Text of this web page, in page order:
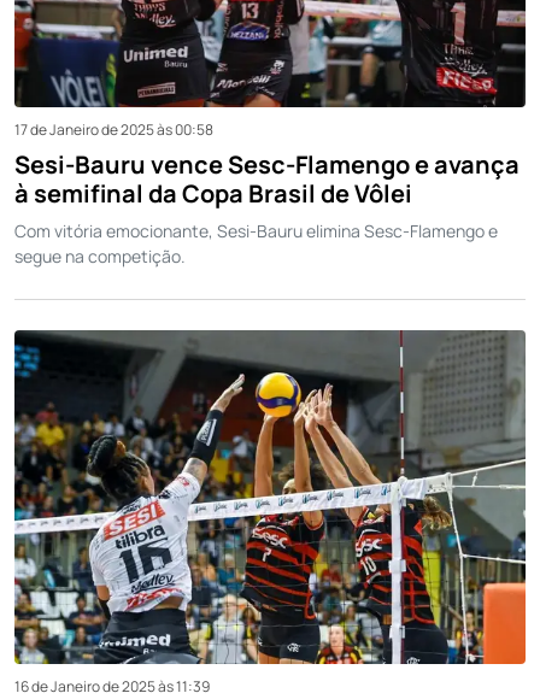
17 de Janeiro de 2025 às 00:58
Sesi-Bauru vence Sesc-Flamengo e avança
à semifinal da Copa Brasil de Vôlei
Com vitória emocionante, Sesi-Bauru elimina Sesc-Flamengo e
segue na competição.
16 de Janeiro de 2025 às 11:39